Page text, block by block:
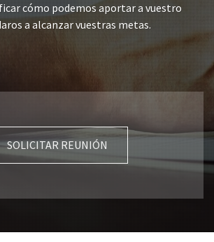
cómo podemos aportar a vuestro
a alcanzar vuestras metas.
SOLICITAR REUNIÓN